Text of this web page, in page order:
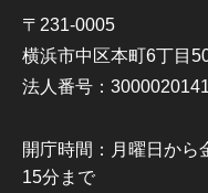
〒231-0005
横浜市中区本町6丁目
法人番号：
開庁時間：月曜日から
15分まで